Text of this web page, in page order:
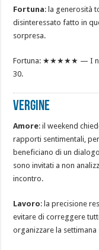
Fortuna: la generosità
disinteressato fatto in
sorpresa.
Fortuna: ★★★★★ — I
30.
VERGINE
Amore: il weekend
rapporti sentimentali,
beneficiano di un
sono invitati a non
incontro.
Lavoro: la precisione
evitare di correggere
organizzare la settimana